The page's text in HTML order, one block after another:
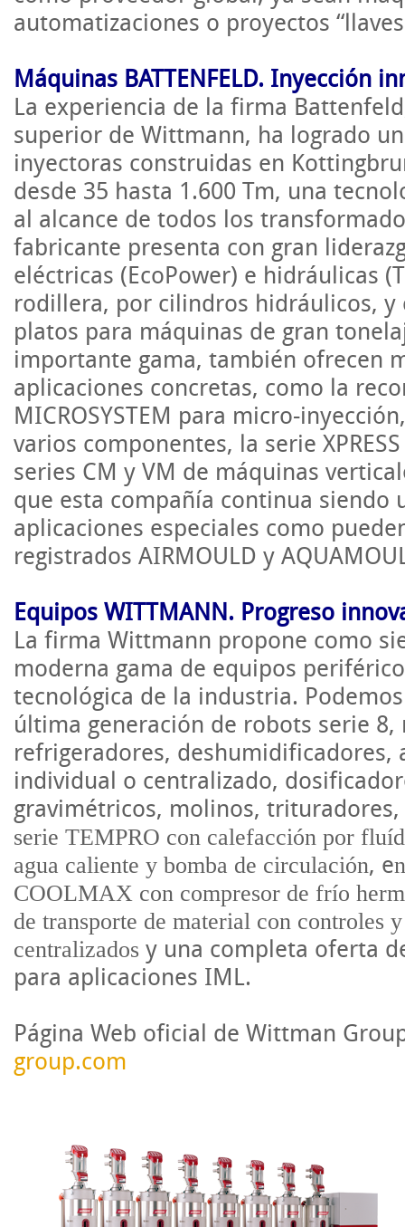
automatizaciones o proyectos
Máquinas BATTENFELD. Inyección
La experiencia de la firma Battenfeld
superior de Wittmann, ha logrado
inyectoras construidas en
desde 35 hasta 1.600 Tm, una
al alcance de todos los
fabricante presenta con gran
eléctricas (EcoPower) e hidráulicas (
rodillera, por cilindros hidráulicos, y
platos para máquinas de gran
importante gama, también ofrecen
aplicaciones concretas, como la
MICROSYSTEM para micro-
varios componentes, la serie XPRESS
series CM y VM de máquinas
que esta compañía continua siendo
aplicaciones especiales como
registrados AIRMOULD y
Equipos WITTMANN. Progreso
La firma Wittmann propone como
moderna gama de equipos
tecnológica de la industria.
última generación de robots serie 8,
refrigeradores, deshumidificadores,
individual o centralizado,
gravimétricos, molinos, trituradores,
serie TEMPRO con calefacción por
agua caliente y bomba de circulación, e
COOLMAX con compresor de frío
de transporte de material con controles
centralizados y una completa oferta
para aplicaciones IML.
Página Web oficial de Wittman
group.com